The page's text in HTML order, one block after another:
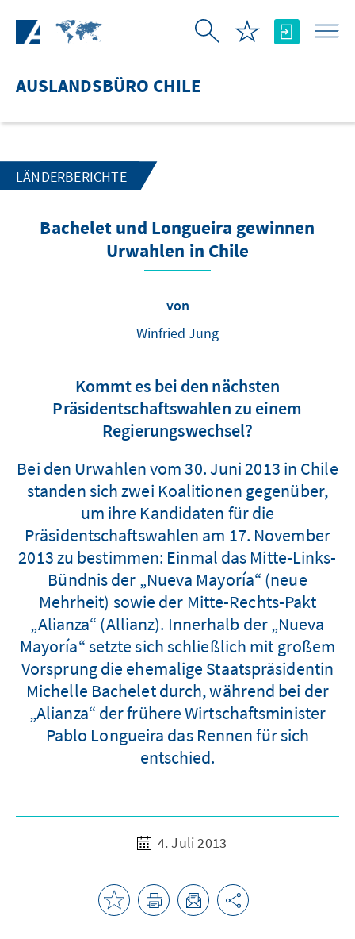
AUSLANDSBÜRO CHILE
LÄNDERBERICHTE
Bachelet und Longueira gewinnen
Urwahlen in Chile
von
Winfried Jung
Kommt es bei den nächsten
Präsidentschaftswahlen zu einem
Regierungswechsel?
Bei den Urwahlen vom 30. Juni 2013 in Chile
standen sich zwei Koalitionen gegenüber,
um ihre Kandidaten für die
Präsidentschaftswahlen am 17. November
2013 zu bestimmen: Einmal das Mitte-Links-
Bündnis der „Nueva Mayoría“ (neue
Mehrheit) sowie der Mitte-Rechts-Pakt
„Alianza“ (Allianz). Innerhalb der „Nueva
Mayoría“ setzte sich schließlich mit großem
Vorsprung die ehemalige Staatspräsidentin
Michelle Bachelet durch, während bei der
„Alianza“ der frühere Wirtschaftsminister
Pablo Longueira das Rennen für sich
entschied.
4. Juli 2013